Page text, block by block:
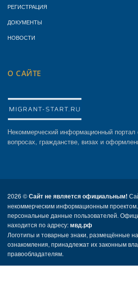
РЕГИСТРАЦИЯ
ДОКУМЕНТЫ
НОВОСТИ
О САЙТЕ
Некоммерческий информационный портал
вопросах, гражданстве, визах и
2026 ©Сайт не является официальным!
некоммерческим информационным
персональные данные пользователей.
находится по адресу:мвд.рф
Логотипы и товарные знаки, размещённые
ознакомления, принадлежат их законным
правообладателям.